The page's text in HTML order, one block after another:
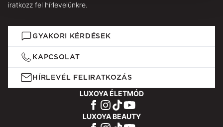
iratkozz fel hírlevelünkre.
GYAKORI KÉRDÉSEK
KAPCSOLAT
HÍRLEVÉL FELIRATKOZÁS
LUXOYA ÉLETMÓD
LUXOYA BEAUTY